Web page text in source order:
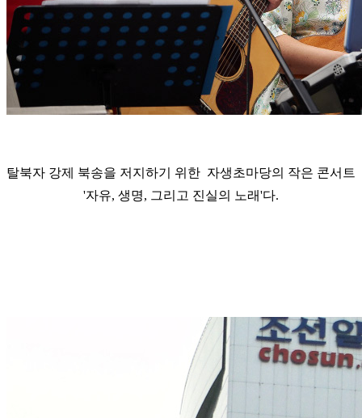
탈북자 강제 북송을 저지하기 위한 자생초마당의 작은 콘서트
'자유, 생명, 그리고 진실의 노래'다.